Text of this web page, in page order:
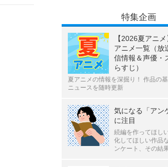
特集企画
【2026夏アニ
アニメ一覧（放
信情報＆声優・
らすじ）
夏アニメの情報を深掘り！ 作品の
ニュースを随時更新
気になる「アン
に注目
続編を作ってほし
化してほしい作品
ンケート、その結